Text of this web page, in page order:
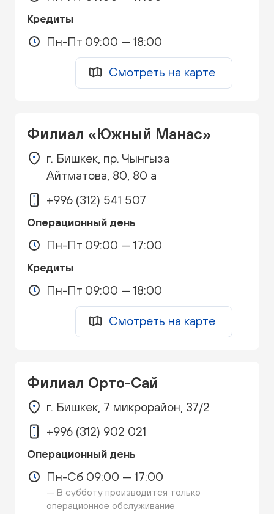
Кредиты
Пн-Пт 09:00 — 18:00
Смотреть на карте
Филиал «Южный Манас»
г. Бишкек, пр. Чынгыза
Айтматова, 80, 80 а
+996 (312) 541 507
Операционный день
Пн-Пт 09:00 — 17:00
Кредиты
Пн-Пт 09:00 — 18:00
Смотреть на карте
Филиал Орто-Сай
г. Бишкек, 7 микрорайон, 37/2
+996 (312) 902 021
Операционный день
Пн-Сб 09:00 — 17:00
— В субботу производится только
операционное обслуживание